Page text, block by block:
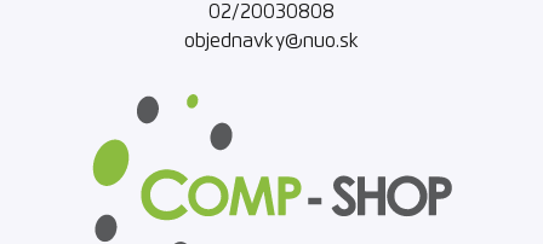
02/20030808
objednavky@nuo.sk